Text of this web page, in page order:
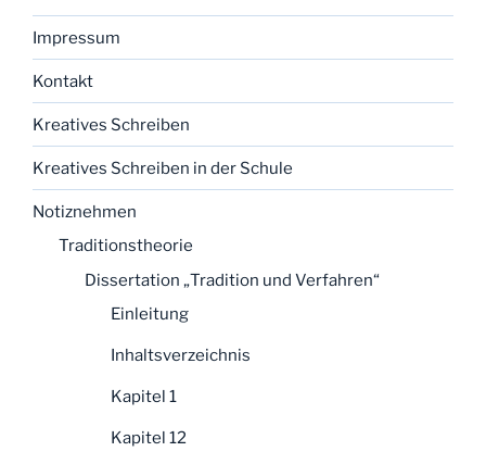
Impressum
Kontakt
Kreatives Schreiben
Kreatives Schreiben in der Schule
Notiznehmen
Traditionstheorie
Dissertation „Tradition und Verfahren“
Einleitung
Inhaltsverzeichnis
Kapitel 1
Kapitel 12